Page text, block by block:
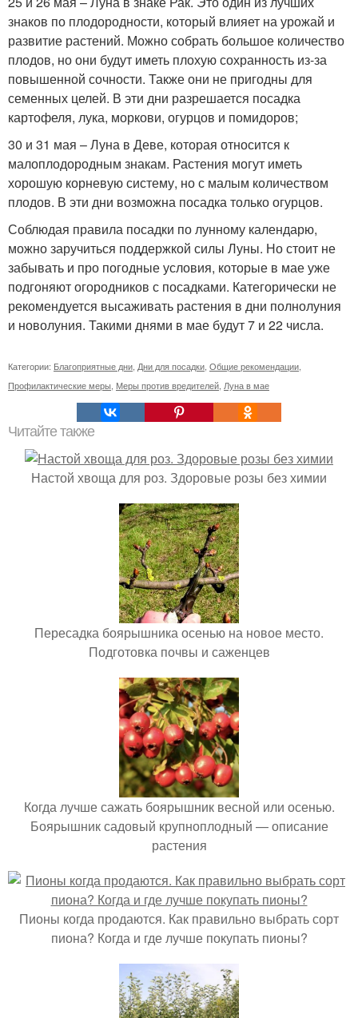
знаков по плодородности, который влияет на урожай и
развитие растений. Можно собрать большое количество
плодов, но они будут иметь плохую сохранность из-за
повышенной сочности. Также они не пригодны для
семенных целей. В эти дни разрешается посадка
картофеля, лука, моркови, огурцов и помидоров;
30 и 31 мая – Луна в Деве, которая относится к
малоплодородным знакам. Растения могут иметь
хорошую корневую систему, но с малым количеством
плодов. В эти дни возможна посадка только огурцов.
Соблюдая правила посадки по лунному календарю,
можно заручиться поддержкой силы Луны. Но стоит не
забывать и про погодные условия, которые в мае уже
подгоняют огородников с посадками. Категорически не
рекомендуется высаживать растения в дни полнолуния
и новолуния. Такими днями в мае будут 7 и 22 числа.
Категории: Благоприятные дни Дни для посадки Общие рекомендации
Профилактические меры Меры против вредителей Луна в мае
Читайте также
Настой хвоща для роз. Здоровые розы без химии
Пересадка боярышника осенью на новое место.
Подготовка почвы и саженцев
Когда лучше сажать боярышник весной или осенью.
Боярышник садовый крупноплодный — описание
растения
Пионы когда продаются. Как правильно выбрать сорт
пиона? Когда и где лучше покупать пионы?